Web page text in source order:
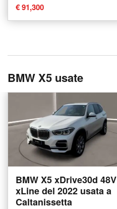
€ 91,300
BMW X5 usate
BMW X5 xDrive30d 48V
xLine del 2022 usata a
Caltanissetta